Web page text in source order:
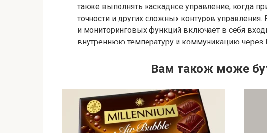
также выполнять каскадное управление, когда
точности и других сложных контуров
и мониторинговых функций включает в себя
внутреннюю температуру и коммуникацию через
Вам також може